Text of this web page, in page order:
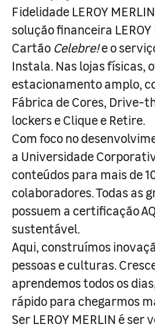
Fidelidade LEROY
solução financeira LEROY
Cartão Celebre!e o
Instala. Nas lojas físicas,
estacionamento amplo,
Fábrica de Cores, Drive-
lockers e Clique e Retire.
Com foco no
a Universidade
conteúdos para mais de
colaboradores. Todas as
possuem a certificação
sustentável.
Aqui, construímos
pessoas e culturas.
aprendemos todos os
rápido para chegarmos
Ser LEROY MERLIN é ser